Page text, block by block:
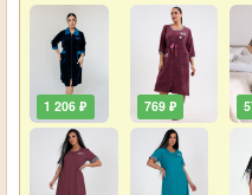
1 206 ₽ 769 ₽